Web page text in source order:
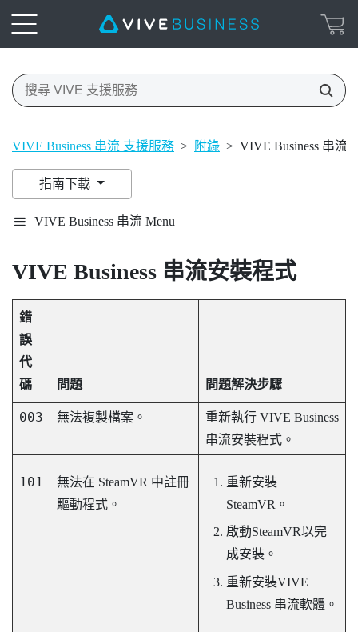
VIVE Business 串流 支援服務 > 附錄 > VIVE Business 串流
指南下載
VIVE Business 串流 Menu
VIVE Business 串流安裝程式
錯
誤
代
碼
問題 問題解決步驟
003 無法複製檔案。 重新執行 VIVE Business
串流安裝程式。
101
無法在 SteamVR 中註冊
驅動程式。
重新安裝
SteamVR 。
啟動SteamVR以完
成安裝。
重新安裝VIVE
Business 串流軟體。